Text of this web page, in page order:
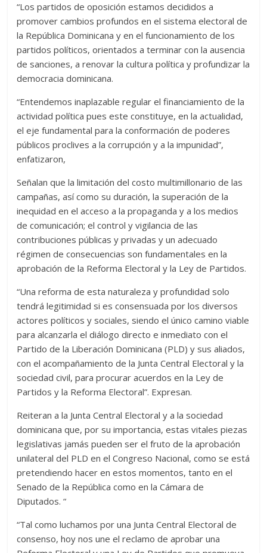
“Los partidos de oposición estamos decididos a
promover cambios profundos en el sistema electoral de
la República Dominicana y en el funcionamiento de los
partidos políticos, orientados a terminar con la ausencia
de sanciones, a renovar la cultura política y profundizar la
democracia dominicana.
“Entendemos inaplazable regular el financiamiento de la
actividad política pues este constituye, en la actualidad,
el eje fundamental para la conformación de poderes
públicos proclives a la corrupción y a la impunidad”,
enfatizaron,
Señalan que la limitación del costo multimillonario de las
campañas, así como su duración, la superación de la
inequidad en el acceso a la propaganda y a los medios
de comunicación; el control y vigilancia de las
contribuciones públicas y privadas y un adecuado
régimen de consecuencias son fundamentales en la
aprobación de la Reforma Electoral y la Ley de Partidos.
“Una reforma de esta naturaleza y profundidad solo
tendrá legitimidad si es consensuada por los diversos
actores políticos y sociales, siendo el único camino viable
para alcanzarla el diálogo directo e inmediato con el
Partido de la Liberación Dominicana (PLD) y sus aliados,
con el acompañamiento de la Junta Central Electoral y la
sociedad civil, para procurar acuerdos en la Ley de
Partidos y la Reforma Electoral”. Expresan.
Reiteran a la Junta Central Electoral y a la sociedad
dominicana que, por su importancia, estas vitales piezas
legislativas jamás pueden ser el fruto de la aprobación
unilateral del PLD en el Congreso Nacional, como se está
pretendiendo hacer en estos momentos, tanto en el
Senado de la República como en la Cámara de
Diputados. “
“Tal como luchamos por una Junta Central Electoral de
consenso, hoy nos une el reclamo de aprobar una